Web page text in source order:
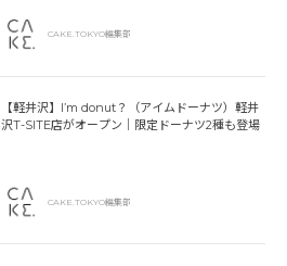
CAKE.TOKYO編集部
【軽井沢】I’m donut？（アイムドーナツ）軽井
沢T-SITE店がオープン｜限定ドーナツ2種も登場
CAKE.TOKYO編集部